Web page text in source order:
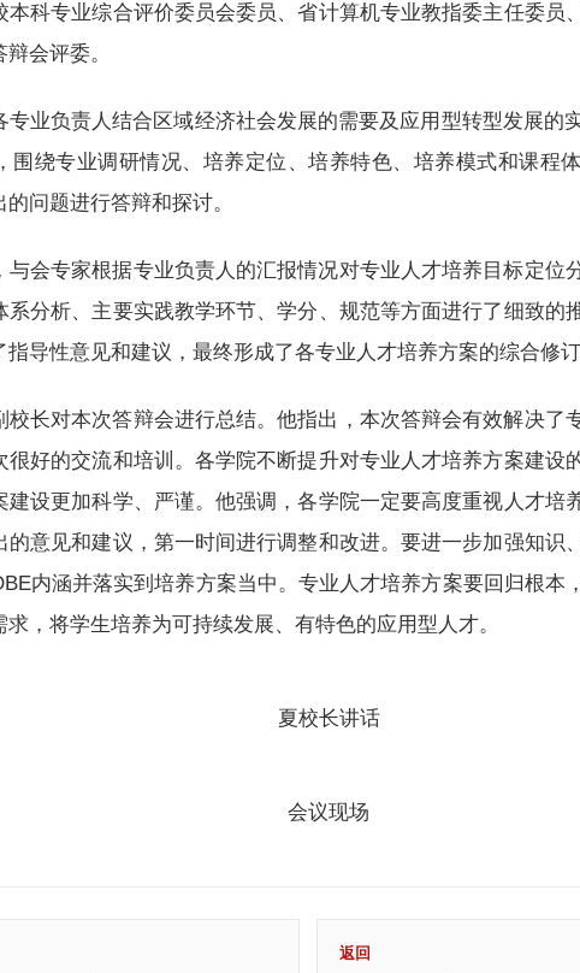
本科专业综合评价委员会委员、省计算机专业教指委主任委员
会评委。
专业负责人结合区域经济社会发展的需要及应用型转型发展的
围绕专业调研情况、培养定位、培养特色、培养模式和课程
问题进行答辩和探讨。
与会专家根据专业负责人的汇报情况对专业人才培养目标定位
系分析、主要实践教学环节、学分、规范等方面进行了细致的
导性意见和建议，最终形成了各专业人才培养方案的综合修订
校长对本次答辩会进行总结。他指出，本次答辩会有效解决了
很好的交流和培训。各学院不断提升对专业人才培养方案建设
建设更加科学、严谨。他强调，各学院一定要高度重视人才培
的意见和建议，第一时间进行调整和改进。要进一步加强知识
内涵并落实到培养方案当中。专业人才培养方案要回归根本
，将学生培养为可持续发展、有特色的应用型人才。
夏校长讲话
会议现场
返回